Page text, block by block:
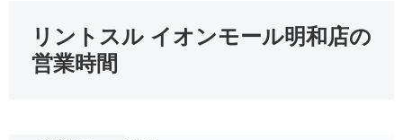
リントスル イオンモール明和店の
営業時間